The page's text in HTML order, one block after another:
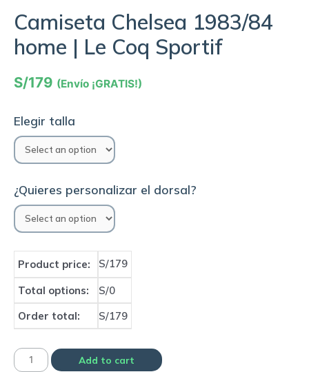
Camiseta Chelsea 1983/84
home | Le Coq Sportif
S/179 (Envío ¡GRATIS!)
Elegir talla
¿Quieres personalizar el dorsal?
Product price: S/179
Total options:
S/0
Order total:
S/179
Camiseta
Add to cart